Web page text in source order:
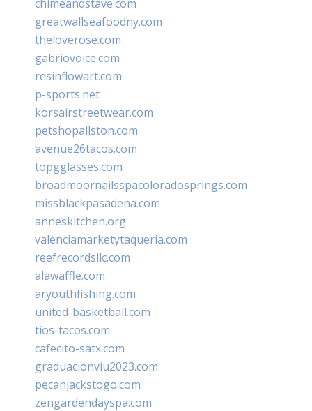
chimeandstave.com
greatwallseafoodny.com
theloverose.com
gabriovoice.com
resinflowart.com
p-sports.net
korsairstreetwear.com
petshopallston.com
avenue26tacos.com
topgglasses.com
broadmoornailsspacoloradosprings.com
missblackpasadena.com
anneskitchen.org
valenciamarketytaqueria.com
reefrecordsllc.com
alawaffle.com
aryouthfishing.com
united-basketball.com
tios-tacos.com
cafecito-satx.com
graduacionviu2023.com
pecanjackstogo.com
zengardendayspa.com